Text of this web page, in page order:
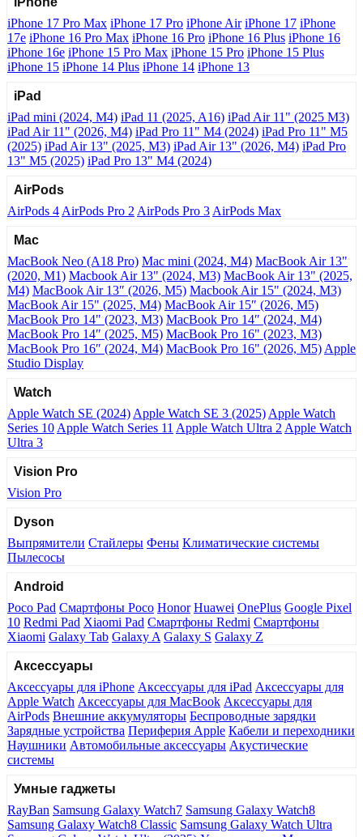
iPhone 17 Pro Max iPhone 17 Pro iPhone Air iPhone 17 iPhone
17e iPhone 16 Pro Max iPhone 16 Pro iPhone 16 Plus iPhone 16
iPhone 16e iPhone 15 Pro Max iPhone 15 Pro iPhone 15 Plus
iPhone 15 iPhone 14 Plus iPhone 14 iPhone 13
iPad
iPad mini (2024, M4) iPad 11 (2025, A16) iPad Air 11" (2025 M3)
iPad Air 11" (2026, M4) iPad Pro 11" M4 (2024) iPad Pro 11" M5
(2025) iPad Air 13" (2025, M3) iPad Air 13" (2026, M4) iPad Pro
13" M5 (2025) iPad Pro 13" M4 (2024)
AirPods
AirPods 4 AirPods Pro 2 AirPods Pro 3 AirPods Max
Mac
MacBook Neo (A18 Pro) Mac mini (2024, M4) MacBook Air 13"
(2020, M1) Macbook Air 13" (2024, M3) MacBook Air 13" (2025,
M4) MacBook Air 13″ (2026, M5) Macbook Air 15" (2024, M3)
MacBook Air 15" (2025, M4) MacBook Air 15″ (2026, M5)
MacBook Pro 14" (2023, M3) MacBook Pro 14″ (2024, M4)
MacBook Pro 14″ (2025, M5) MacBook Pro 16" (2023, M3)
MacBook Pro 16″ (2024, M4) MacBook Pro 16" (2026, M5) Apple
Studio Display
Watch
Apple Watch SE (2024) Apple Watch SE 3 (2025) Apple Watch
Series 10 Apple Watch Series 11 Apple Watch Ultra 2 Apple Watch
Ultra 3
Vision Pro
Vision Pro
Dyson
Выпрямители Стайлеры Фены Климатические системы
Пылесосы
Android
Poco Pad Смартфоны Poco Honor Huawei OnePlus Google Pixel
10 Redmi Pad Xiaomi Pad Смартфоны Redmi Смартфоны
Xiaomi Galaxy Tab Galaxy A Galaxy S Galaxy Z
Аксессуары
Аксессуары для iPhone Аксессуары для iPad Аксессуары для
Apple Watch Аксессуары для MacBook Аксессуары для
AirPods Внешние аккумуляторы Беспроводные зарядки
Зарядные устройства Периферия Apple Кабели и переходники
Наушники Автомобильные аксессуары Акустические
системы
Умные гаджеты
RayBan Samsung Galaxy Watch7 Samsung Galaxy Watch8
Samsung Galaxy Watch8 Classic Samsung Galaxy Watch Ultra